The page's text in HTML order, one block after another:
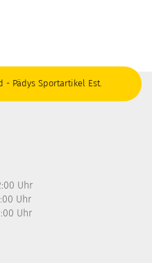
Pädys Sportartikel Est.
Uhr
Uhr
Uhr